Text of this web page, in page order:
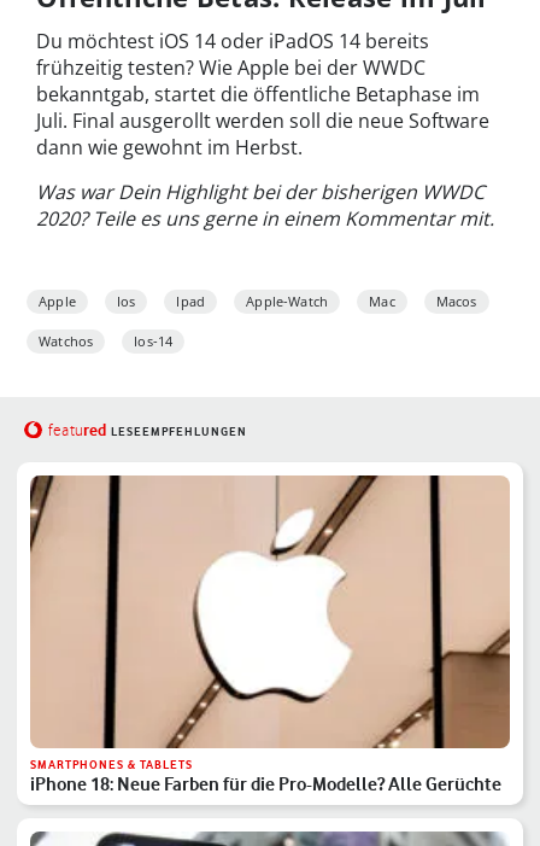
Du möchtest iOS 14 oder iPadOS 14 bereits
frühzeitig testen? Wie Apple bei der WWDC
bekanntgab, startet die öffentliche Betaphase im
Juli. Final ausgerollt werden soll die neue Software
dann wie gewohnt im Herbst.
Was war Dein Highlight bei der bisherigen WWDC
2020? Teile es uns gerne in einem Kommentar mit.
Apple Ios Ipad Apple-Watch Mac Macos
Watchos Ios-14
featured LESEEMPFEHLUNGEN
SMARTPHONES & TABLETS
iPhone 18: Neue Farben für die Pro-Modelle? Alle Gerüchte